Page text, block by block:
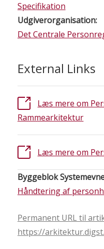
Specifikation
Udgiverorganisation:
Det Centrale
External Links
Læs mere om
Rammearkitektur
Læs mere om
Byggeblok
Håndtering af
Permanent URL til
https://